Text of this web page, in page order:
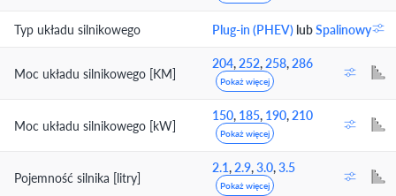
Typ układu silnikowego Plug-in (PHEV) lubSpalinowy
Moc układu silnikowego [KM]
204,252,258,286
Pokaż więcej
Moc układu silnikowego [kW]
150, 185, 190,210
Pokaż więcej
Pojemność silnika [litry]
2.1,2.9,3.0,3.5
Pokaż więcej